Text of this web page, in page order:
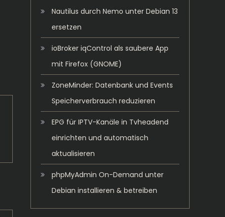
Nautilus durch Nemo unter Debian 13
ersetzen
ioBroker iqControl als saubere App
mit Firefox (GNOME)
ZoneMinder: Datenbank und Events
Speicherverbrauch reduzieren
EPG für IPTV-Kanäle in Tvheadend
einrichten und automatisch
aktualisieren
phpMyAdmin On-Demand unter
Debian installieren & betreiben